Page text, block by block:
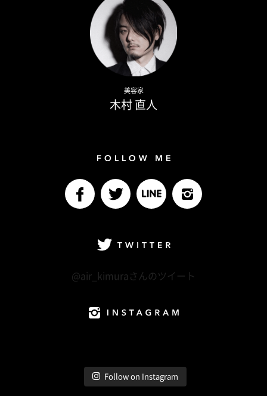
美容家
木村 直人
@air_kimuraさんのツイート
Follow on Instagram